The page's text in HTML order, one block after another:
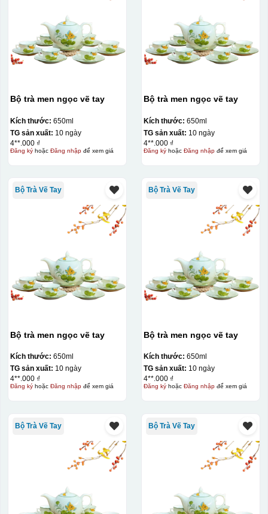
Bộ trà men ngọc vẽ tay
Kích thước: 650ml
TG sản xuất: 10 ngày
4**.000 ₫
Đăng kýhoặc Đăng nhậpđể xem giá
Bộ trà men ngọc vẽ tay
Kích thước: 650ml
TG sản xuất: 10 ngày
4**.000 ₫
Đăng kýhoặc Đăng nhậpđể xem giá
Bộ Trà Vẽ Tay
Bộ trà men ngọc vẽ tay
Kích thước: 650ml
TG sản xuất: 10 ngày
4**.000 ₫
Đăng kýhoặc Đăng nhậpđể xem giá
Bộ Trà Vẽ Tay
Bộ trà men ngọc vẽ tay
Kích thước: 650ml
TG sản xuất: 10 ngày
4**.000 ₫
Đăng kýhoặc Đăng nhậpđể xem giá
Bộ Trà Vẽ Tay Bộ Trà Vẽ Tay